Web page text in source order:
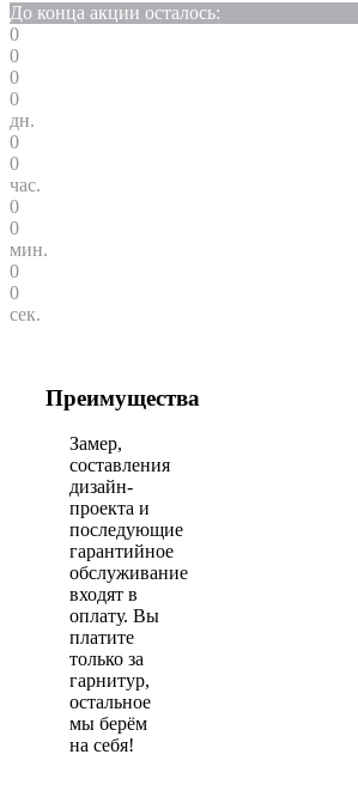
До конца акции осталось:
0
0
0
0
дн.
0
0
час.
0
0
мин.
0
0
сек.
Преимущества
Замер,
составления
дизайн-
проекта и
последующие
гарантийное
обслуживание
входят в
оплату. Вы
платите
только за
гарнитур,
остальное
мы берём
на себя!